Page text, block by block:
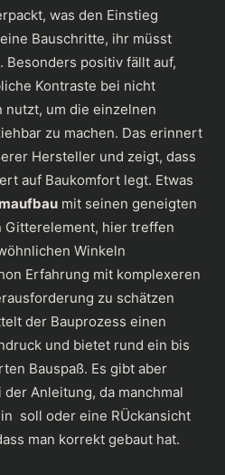
was den Einstieg
Bauschritte, ihr müsst
Besonders positiv fällt auf,
Kontraste bei nicht
nutzt, um die einzelnen
zu machen. Das erinnert
Hersteller und zeigt, dass
auf Baukomfort legt. Etwas
mit seinen geneigten
Gitterelement, hier treffen
Winkeln
Erfahrung mit komplexeren
zu schätzen
der Bauprozess einen
und bietet rund ein bis
Bauspaß. Es gibt aber
Anleitung, da manchmal
soll oder eine RÜckansicht
man korrekt gebaut hat.